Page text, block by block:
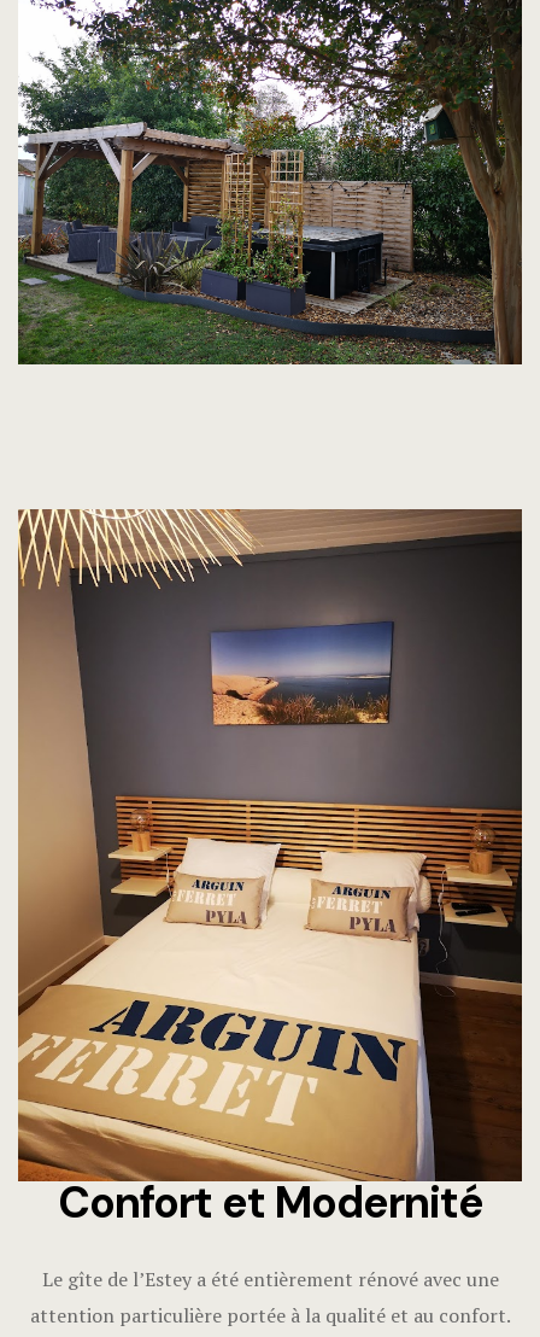
Confort et Modernité
Le gîte de l’Estey a été entièrement rénové avec une
attention particulière portée à la qualité et au confort.